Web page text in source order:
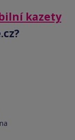
kazety